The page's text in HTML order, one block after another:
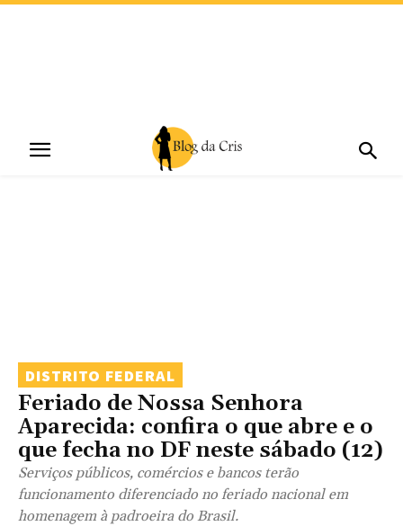
DISTRITO FEDERAL
Feriado de Nossa Senhora
Aparecida: confira o que abre e o
que fecha no DF neste sábado (12)
Serviços públicos, comércios e bancos terão
funcionamento diferenciado no feriado nacional em
homenagem à padroeira do Brasil.